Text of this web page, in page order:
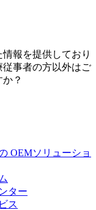
関節。日常の生活
めてしまった場合
るのでしょう。
たな可能性を見つ
ース
報を提供しており
従事者の方以外はご
？
OEMソリューショ
ター
ス